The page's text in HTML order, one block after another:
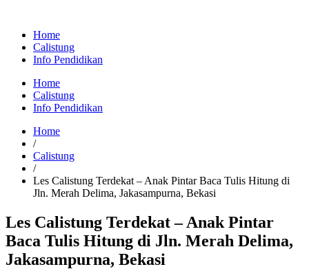
Home
Calistung
Info Pendidikan
Home
Calistung
Info Pendidikan
Home
/
Calistung
/
Les Calistung Terdekat – Anak Pintar Baca Tulis Hitung di
Jln. Merah Delima, Jakasampurna, Bekasi
Les Calistung Terdekat – Anak Pintar
Baca Tulis Hitung di Jln. Merah Delima,
Jakasampurna, Bekasi